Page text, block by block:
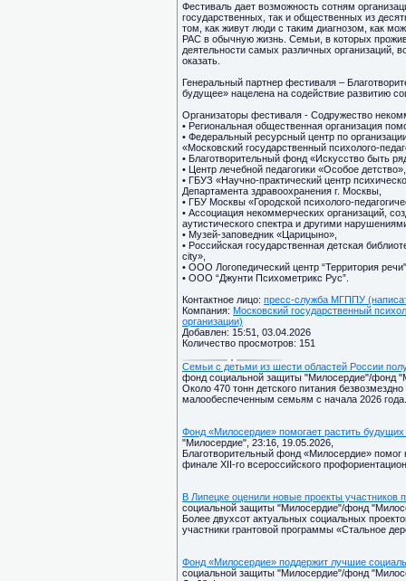
Фестиваль дает возможность сотням
государственных, так и общественных из
том, как живут люди с таким диагнозом, как
РАС в обычную жизнь. Семьи, в которых
деятельности самых различных организаций,
оказать.
Генеральный партнер фестиваля –
будущее» нацелена на содействие развитию
Организаторы фестиваля - Содружество
• Региональная общественная организация
• Федеральный ресурсный центр по
«Московский государственный психолого-
• Благотворительный фонд «Искусство быть
• Центр лечебной педагогики «Особое детство»,
• ГБУЗ «Научно-практический центр
Департамента здравоохранения г. Москвы,
• ГБУ Москвы «Городской психолого-
• Ассоциация некоммерческих организаций,
аутистического спектра и другими
• Музей-заповедник «Царицыно»,
• Российская государственная детская
city»,
• ООО Логопедический центр “Территория
• ООО “Джунти Психометрикс Рус”.
Контактное лицо: пресс-служба МГППУ
Компания: Московский государственный
организации)
Добавлен: 15:51, 03.04.2026
Количество просмотров: 151
Семьи с детьми из шести областей России
фонд социальной защиты "Милосердие"/фонд
Около 470 тонн детского питания
малообеспеченным семьям с начала 2026 года.
Фонд «Милосердие» помогает растить
"Милосердие", 23:16, 19.05.2026,
Благотворительный фонд «Милосердие» помог
финале XII-го всероссийского
В Липецке оценили новые проекты участников
социальной защиты "Милосердие"/фонд
Более двухсот актуальных социальных
участники грантовой программы «Стальное
Фонд «Милосердие» поддержит лучшие
социальной защиты "Милосердие"/фонд